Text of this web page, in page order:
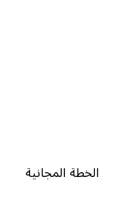
الخطة المجانية